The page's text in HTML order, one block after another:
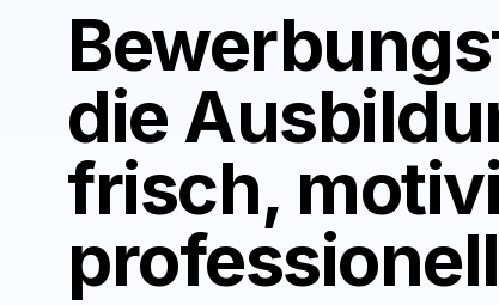
die
frisch,
professionell